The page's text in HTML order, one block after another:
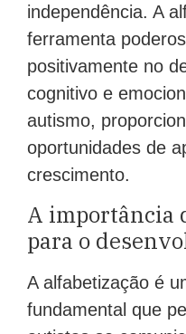
independência. A
ferramenta
positivamente no
cognitivo e
autismo,
oportunidades de
crescimento.
A importância
para o
A alfabetização é
fundamental que